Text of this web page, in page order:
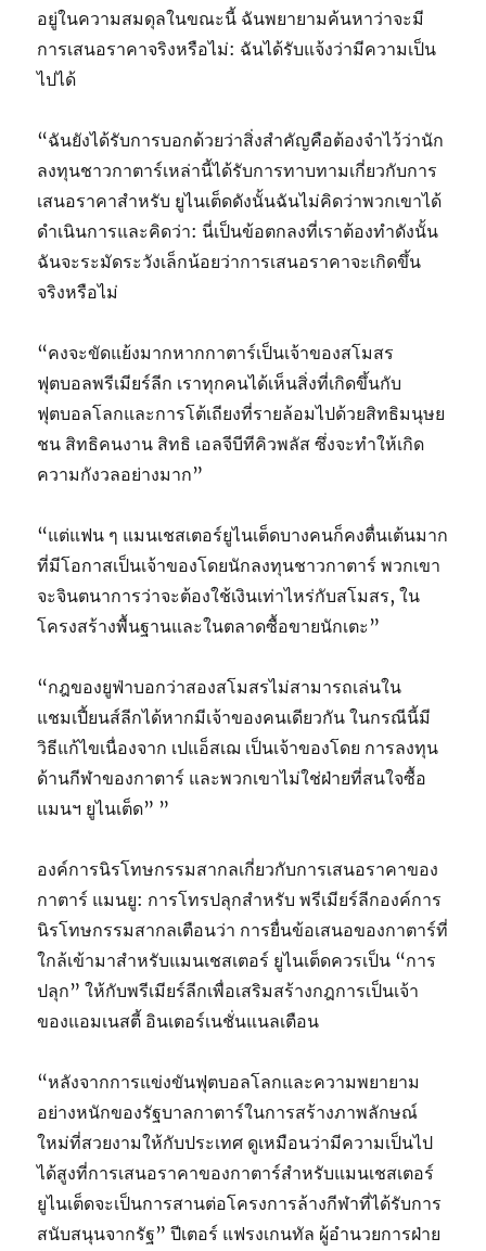
อยู่ในความสมดุลในขณะนี้ ฉันพยายามค้นหาว่าจะมี
การเสนอราคาจริงหรือไม่: ฉันได้รับแจ้งว่ามีความเป็น
ไปได้
“ฉันยังได้รับการบอกด้วยว่าสิ่งสำคัญคือต้องจำไว้ว่านัก
ลงทุนชาวกาตาร์เหล่านี้ได้รับการทาบทามเกี่ยวกับการ
เสนอราคาสำหรับ ยูไนเต็ดดังนั้นฉันไม่คิดว่าพวกเขาได้
ดำเนินการและคิดว่า: นี่เป็นข้อตกลงที่เราต้องทำดังนั้น
ฉันจะระมัดระวังเล็กน้อยว่าการเสนอราคาจะเกิดขึ้น
จริงหรือไม่
“คงจะขัดแย้งมากหากกาตาร์เป็นเจ้าของสโมสร
ฟุตบอลพรีเมียร์ลีก เราทุกคนได้เห็นสิ่งที่เกิดขึ้นกับ
ฟุตบอลโลกและการโต้เถียงที่รายล้อมไปด้วยสิทธิมนุษย
ชน สิทธิคนงาน สิทธิ เอลจีบีทีคิวพลัส ซึ่งจะทำให้เกิด
ความกังวลอย่างมาก”
“แต่แฟน ๆ แมนเชสเตอร์ยูไนเต็ดบางคนก็คงตื่นเต้นมาก
ที่มีโอกาสเป็นเจ้าของโดยนักลงทุนชาวกาตาร์ พวกเขา
จะจินตนาการว่าจะต้องใช้เงินเท่าไหร่กับสโมสร, ใน
โครงสร้างพื้นฐานและในตลาดซื้อขายนักเตะ”
“กฎของยูฟ่าบอกว่าสองสโมสรไม่สามารถเล่นใน
แชมเปี้ยนส์ลีกได้หากมีเจ้าของคนเดียวกัน ในกรณีนี้มี
วิธีแก้ไขเนื่องจาก เปแอ็สเฌ เป็นเจ้าของโดย การลงทุน
ด้านกีฬาของกาตาร์ และพวกเขาไม่ใช่ฝ่ายที่สนใจซื้อ
แมนฯ ยูไนเต็ด” ”
องค์การนิรโทษกรรมสากลเกี่ยวกับการเสนอราคาของ
กาตาร์ แมนยู: การโทรปลุกสำหรับ พรีเมียร์ลีกองค์การ
นิรโทษกรรมสากลเตือนว่า การยื่นข้อเสนอของกาตาร์ที่
ใกล้เข้ามาสำหรับแมนเชสเตอร์ ยูไนเต็ดควรเป็น “การ
ปลุก” ให้กับพรีเมียร์ลีกเพื่อเสริมสร้างกฎการเป็นเจ้า
ของแอมเนสตี้ อินเตอร์เนชั่นแนลเตือน
“หลังจากการแข่งขันฟุตบอลโลกและความพยายาม
อย่างหนักของรัฐบาลกาตาร์ในการสร้างภาพลักษณ์
ใหม่ที่สวยงามให้กับประเทศ ดูเหมือนว่ามีความเป็นไป
ได้สูงที่การเสนอราคาของกาตาร์สำหรับแมนเชสเตอร์
ยูไนเต็ดจะเป็นการสานต่อโครงการล้างกีฬาที่ได้รับการ
สนับสนุนจากรัฐ” ปีเตอร์ แฟรงเกนทัล ผู้อำนวยการฝ่าย